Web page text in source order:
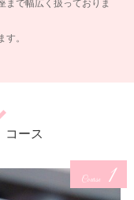
まで幅広く扱っておりま
。
コース
Course 1